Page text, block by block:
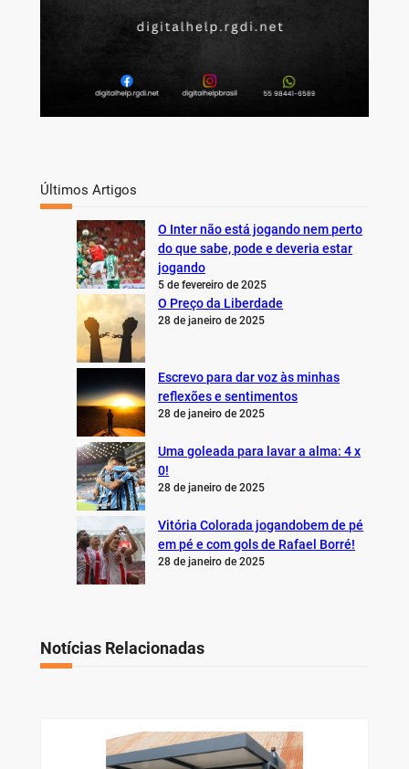
Últimos Artigos
O Inter não está jogando nem perto
do que sabe, pode e deveria estar
jogando
5 de fevereiro de 2025
O Preço da Liberdade
28 de janeiro de 2025
Escrevo para dar voz às minhas
reflexões e sentimentos
28 de janeiro de 2025
Uma goleada para lavar a alma: 4 x
0!
28 de janeiro de 2025
Vitória Colorada jogandobem de pé
em pé e com gols de Rafael Borré!
28 de janeiro de 2025
Notícias Relacionadas